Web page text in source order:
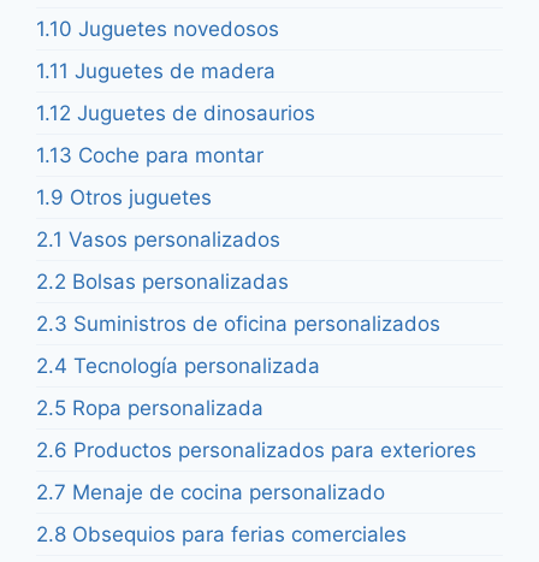
1.10 Juguetes novedosos
1.11 Juguetes de madera
1.12 Juguetes de dinosaurios
1.13 Coche para montar
1.9 Otros juguetes
2.1 Vasos personalizados
2.2 Bolsas personalizadas
2.3 Suministros de oficina personalizados
2.4 Tecnología personalizada
2.5 Ropa personalizada
2.6 Productos personalizados para exteriores
2.7 Menaje de cocina personalizado
2.8 Obsequios para ferias comerciales